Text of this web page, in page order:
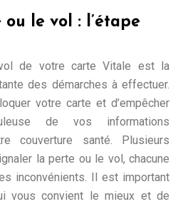
le vol : l’étape
de votre carte Vitale est la
des démarches à effectuer.
votre carte et d’empêcher
de vos informations
couverture santé. Plusieurs
la perte ou le vol, chacune
inconvénients. Il est important
vous convient le mieux et de